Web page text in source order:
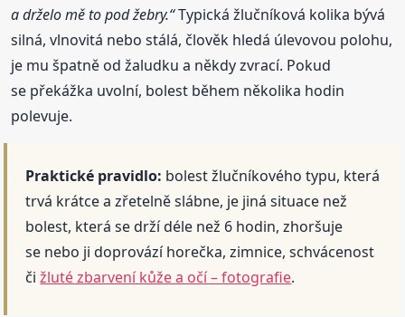
a drželo mě to pod žebry.“Typická žlučníková kolika bývá
silná, vlnovitá nebo stálá, člověk hledá úlevovou polohu,
je mu špatně od žaludku a někdy zvrací. Pokud
se překážka uvolní, bolest během několika hodin
polevuje.
Praktické pravidlo: bolest žlučníkového typu, která
trvá krátce a zřetelně slábne, je jiná situace než
bolest, která se drží déle než 6 hodin, zhoršuje
se nebo ji doprovází horečka, zimnice, schvácenost
čižluté zbarvení kůže a očí – fotografie.